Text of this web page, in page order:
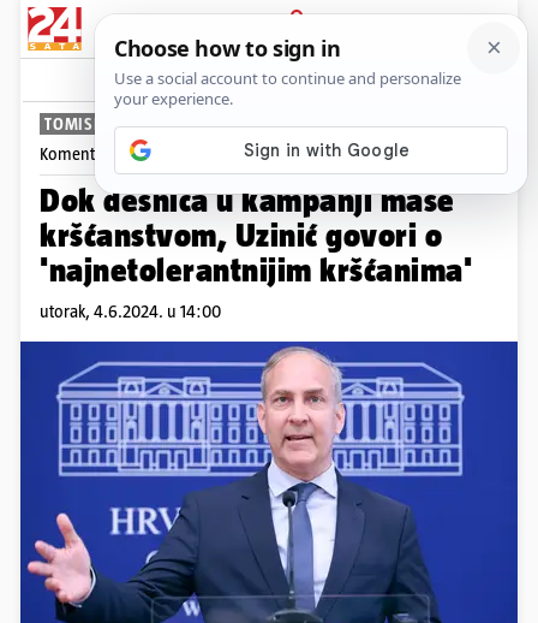
PRIJAVA
News Komentari
TOMISLAV KLAUŠKI
Komentira Tomislav Klauški
Dok desnica u kampanji maše
kršćanstvom, Uzinić govori o
'najnetolerantnijim kršćanima'
utorak, 4.6.2024. u 14:00